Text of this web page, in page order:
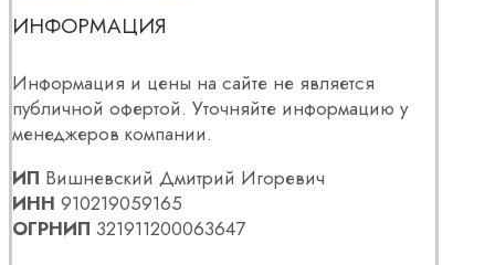
ИНФОРМАЦИЯ
Информация и цены на сайте не является
публичной офертой. Уточняйте информацию у
менеджеров компании.
ИП Вишневский Дмитрий Игоревич
ИНН 910219059165
ОГРНИП 321911200063647